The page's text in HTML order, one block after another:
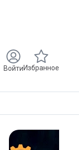
ВойтиИзбранное